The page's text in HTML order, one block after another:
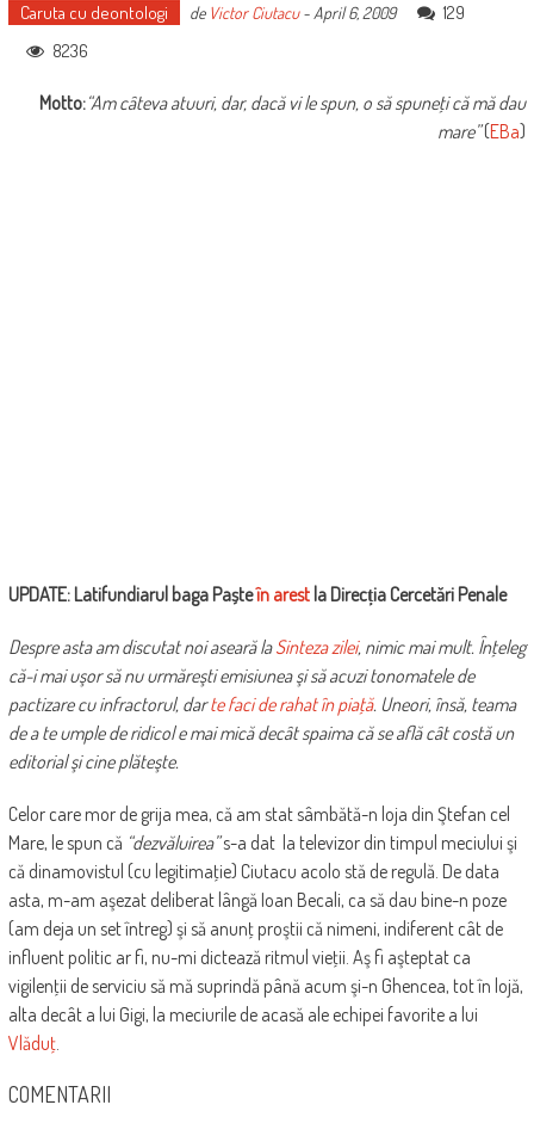
Caruta cu deontologi de Victor Ciutacu-April 6, 2009
129
8236
Motto:“Am câteva atuuri, dar, dacă vi le spun, o să spuneţi că mă dau
mare”(EBa)
UPDATE: Latifundiarul baga Pașteîn arestla Direcția Cercetări Penale
Despre asta am discutat noi aseară laSinteza zilei, nimic mai mult. Înţeleg
că-i mai uşor să nu urmăreşti emisiunea şi să acuzi tonomatele de
pactizare cu infractorul, darte faci de rahat în piaţă. Uneori, însă, teama
de a te umple de ridicol e mai mică decât spaima că se află cât costă un
editorial şi cine plăteşte.
Celor care mor de grija mea, că am stat sâmbătă-n loja din Ştefan cel
Mare, le spun că “dezvăluirea”s-a dat la televizor din timpul meciului şi
că dinamovistul (cu legitimaţie) Ciutacu acolo stă de regulă. De data
asta, m-am aşezat deliberat lângă Ioan Becali, ca să dau bine-n poze
(am deja un set întreg) şi să anunţ proştii că nimeni, indiferent cât de
influent politic ar fi, nu-mi dictează ritmul vieţii. Aş fi aşteptat ca
vigilenţii de serviciu să mă suprindă până acum şi-n Ghencea, tot în lojă,
alta decât a lui Gigi, la meciurile de acasă ale echipei favorite a lui
Vlăduţ.
COMENTARII